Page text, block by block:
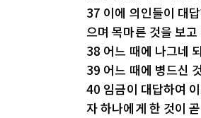
37 이에 의인들이 대
으며 목마른 것을 보
38 어느 때에 나그네
39 어느 때에 병드신
40 임금이 대답하여
자 하나에게 한 것이